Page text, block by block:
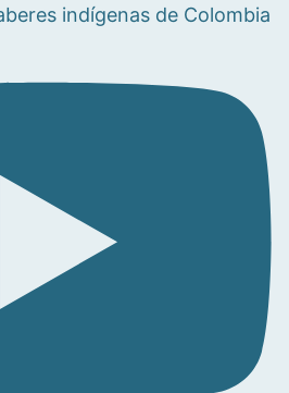
indígenas de Colombia